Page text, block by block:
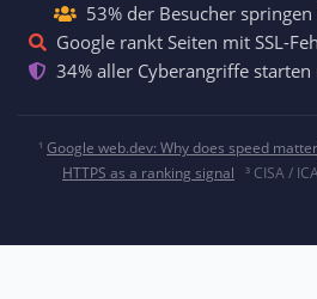
53% der Besucher
Google rankt Seiten mit SSL-
34% aller Cyberangriffe
¹ Google web.dev: Why does speed
HTTPS as a ranking signal ³ CISA /